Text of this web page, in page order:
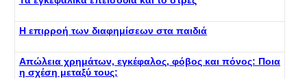
Η επιρροή των διαφημίσεων στα παιδιά
Απώλεια χρημάτων, εγκέφαλος, φόβος και πόνος: Ποια
η σχέση μεταξύ τους;